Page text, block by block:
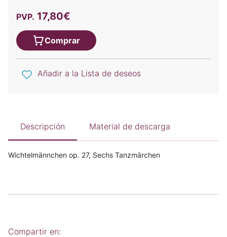
PVP. 17,80€
Comprar
Añadir a la Lista de deseos
Descripción Material de descarga
Wichtelmännchen op. 27, Sechs Tanzmärchen
Compartir en: